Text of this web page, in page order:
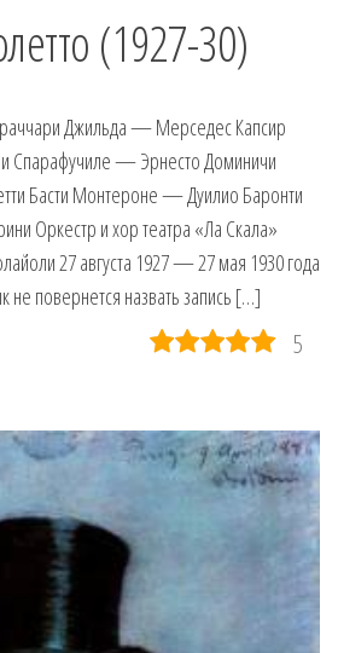
(1927-30)
Джильда — Мерседес Капсир
Спарафучиле — Эрнесто Доминичи
Басти Монтероне — Дуилио Баронти
Оркестр и хор театра «Ла Скала»
27 августа 1927 — 27 мая 1930 года
не повернется назвать запись […]
5